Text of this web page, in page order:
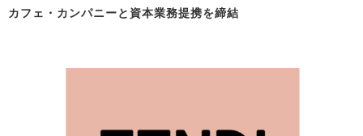
カフェ・カンパニーと資本業務提携を締結